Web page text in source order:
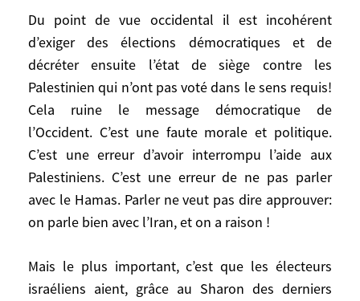
Du point de vue occidental il est incohérent
d’exiger des élections démocratiques et de
décréter ensuite l’état de siège contre les
Palestinien qui n’ont pas voté dans le sens requis!
Cela ruine le message démocratique de
l’Occident. C’est une faute morale et politique.
C’est une erreur d’avoir interrompu l’aide aux
Palestiniens. C’est une erreur de ne pas parler
avec le Hamas. Parler ne veut pas dire approuver:
on parle bien avec l’Iran, et on a raison !
Mais le plus important, c’est que les électeurs
israéliens aient, grâce au Sharon des derniers
l’extérieur? Est-elle solide lorsqu’elle ne
résulte pas d’un processus interne, social,
politique? C’est encore plus compliqué
quand les pays qui veulent l’imposer sont
d’anciennes puissances coloniales et
quand on est face à la vague islamique. Ce
que les Etats-Unis ont lancé sur le «Grand
Moyen-Orient», un peu pour faire oublier
les déconvenues en Irak et largement pour
contourner la question palestinienne, est
une sorte de fuite en avant, aussi mal
– la guerre elle-même était techniquement
impeccable -.